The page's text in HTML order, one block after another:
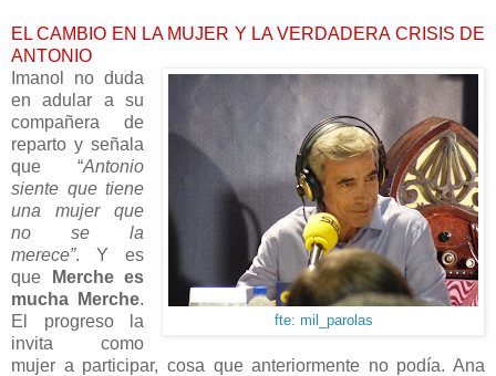
EL CAMBIO EN LA MUJER Y LA VERDADERA CRISIS DE
ANTONIO
fte: mil_parolas
Imanol no duda
en adular a su
compañera de
reparto y señala
que “Antonio
siente que tiene
una mujer que
no se la
merece”. Y es
que
Merche es
mucha Merche.
El progreso la
invita como
mujer a participar, cosa que anteriormente no podía. Ana